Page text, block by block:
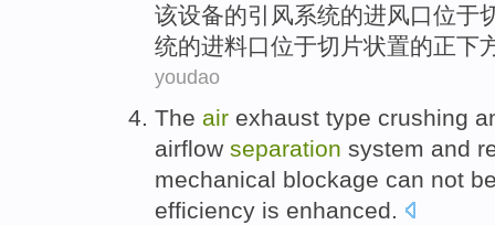
该设备的引 风系统的进风口位于
统的进料口位于切 片状置的正下
youdao
The air exhaust type crushing
airflow separation system and
mechanical blockage can not
efficiency is enhanced.